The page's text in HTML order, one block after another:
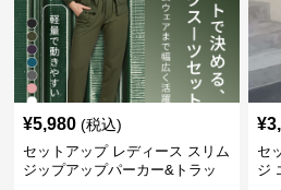
¥5,980 (税込)
セットアップ レディース スリム
ジップアップパーカー&トラッ
¥
セ
ジ